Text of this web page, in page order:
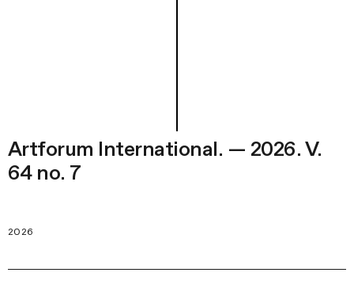
Artforum International. — 2026. V.
64 no. 7
2026